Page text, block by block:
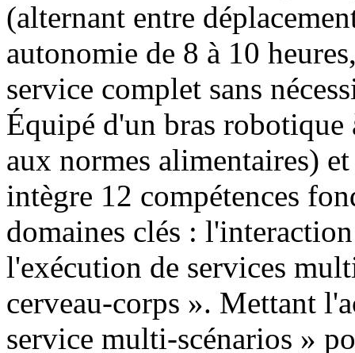
(alternant entre
autonomie de 8 à 10
service complet sans
Équipé d'un bras
aux normes alimentaires)
intègre 12 compétences
domaines clés :
l'exécution de services
cerveau-corps ». Mettant
service multi-scénarios »